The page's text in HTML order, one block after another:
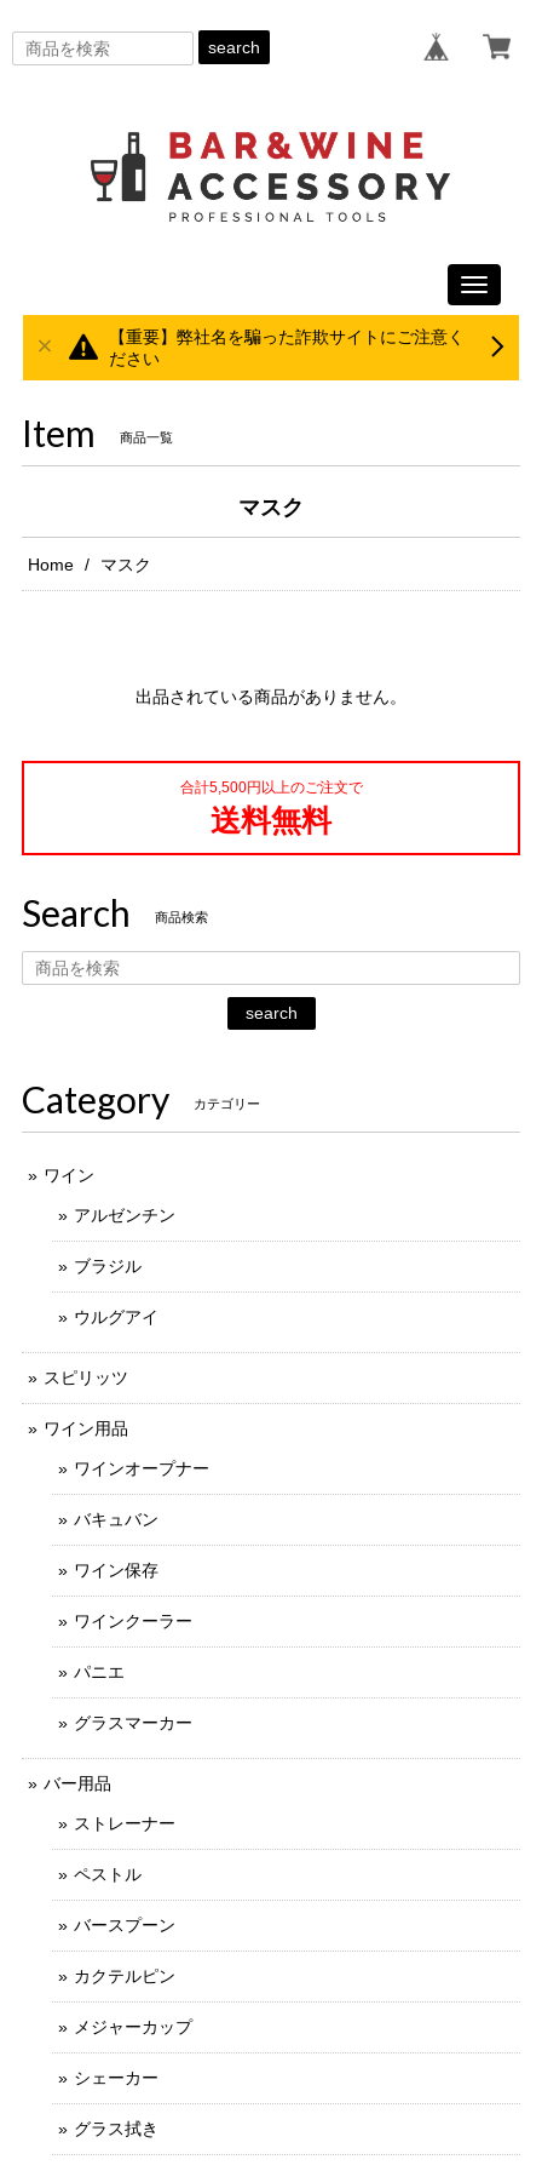
search
Toggle
【重要】弊社名を騙った詐欺サイトにご注意く
ださい
Item 商品一覧
マスク
Home マスク
出品されている商品がありません。
合計5,500円以上のご注文で
送料無料
Search 商品検索
search
Category カテゴリー
ワイン
アルゼンチン
ブラジル
ウルグアイ
スピリッツ
ワイン用品
ワインオープナー
バキュバン
ワイン保存
ワインクーラー
パニエ
グラスマーカー
バー用品
ストレーナー
ペストル
バースプーン
カクテルピン
メジャーカップ
シェーカー
グラス拭き